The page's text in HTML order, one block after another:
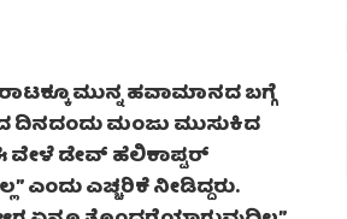
ಮುನ್ನ ಹವಾಮಾನದ ಬಗ್ಗೆ
ದಿನದಂದು ಮಂಜು ಮುಸುಕಿದ
ವೇಳೆ ಡೇವ್ ಹೆಲಿಕಾಪ್ಟರ್
ಎಚ್ಚರಿಕೆ ನೀಡಿದ್ದರು.